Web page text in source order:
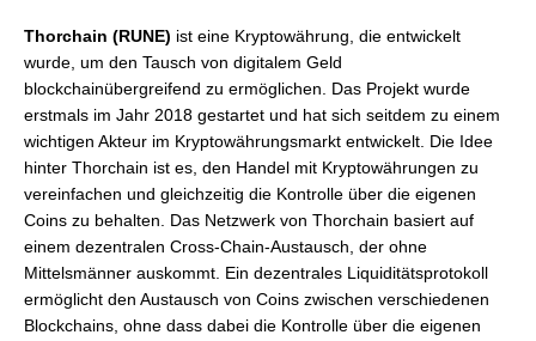
Thorchain (RUNE) ist eine Kryptowährung, die entwickelt
wurde, um den Tausch von digitalem Geld
blockchainübergreifend zu ermöglichen. Das Projekt wurde
erstmals im Jahr 2018 gestartet und hat sich seitdem zu einem
wichtigen Akteur im Kryptowährungsmarkt entwickelt. Die Idee
hinter Thorchain ist es, den Handel mit Kryptowährungen zu
vereinfachen und gleichzeitig die Kontrolle über die eigenen
Coins zu behalten. Das Netzwerk von Thorchain basiert auf
einem dezentralen Cross-Chain-Austausch, der ohne
Mittelsmänner auskommt. Ein dezentrales Liquiditätsprotokoll
ermöglicht den Austausch von Coins zwischen verschiedenen
Blockchains, ohne dass dabei die Kontrolle über die eigenen